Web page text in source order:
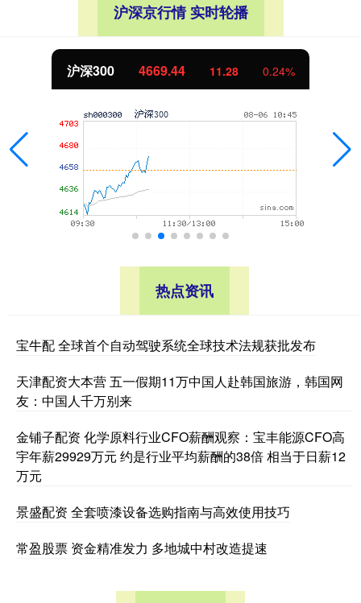
沪深京行情 实时轮播
沪深300 4669.44 11.28 0.24%
热点资讯
宝牛配 全球首个自动驾驶系统全球技术法规获批发布
天津配资大本营 五一假期11万中国人赴韩国旅游，韩国网
友：中国人千万别来
金铺子配资 化学原料行业CFO薪酬观察：宝丰能源CFO高
宇年薪29929万元 约是行业平均薪酬的38倍 相当于日薪12
万元
景盛配资 全套喷漆设备选购指南与高效使用技巧
常盈股票 资金精准发力 多地城中村改造提速